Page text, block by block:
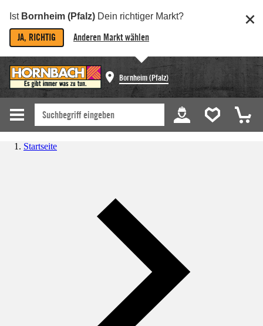
Ist Bornheim (Pfalz) Dein richtiger Markt?
JA, RICHTIG Anderen Markt wählen
Bornheim (Pfalz)
Startseite